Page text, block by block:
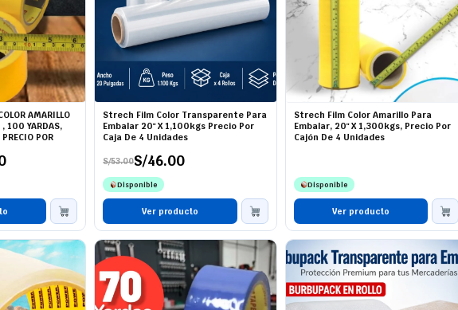
AMARILLO
, 100 YARDAS,
POR
Strech Film Color Transparente Para
Embalar 20" X 1,100kgs Precio Por
Caja De 4 Unidades
S/53.00
El
precio
original
era:
S/53.00.
S/46.00
El
precio
actual
es:
S/46.00.
Disponible
Ver producto
Strech Film Color Amarillo Para
Embalar, 20" X 1,300kgs, Precio Por
Cajón De 4 Unidades
Disponible
Ver producto